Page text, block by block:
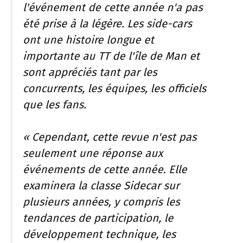
l'événement de cette année n'a pas
été prise à la légère. Les side-cars
ont une histoire longue et
importante au TT de l'île de Man et
sont appréciés tant par les
concurrents, les équipes, les officiels
que les fans.
« Cependant, cette revue n'est pas
seulement une réponse aux
événements de cette année. Elle
examinera la classe Sidecar sur
plusieurs années, y compris les
tendances de participation, le
développement technique, les